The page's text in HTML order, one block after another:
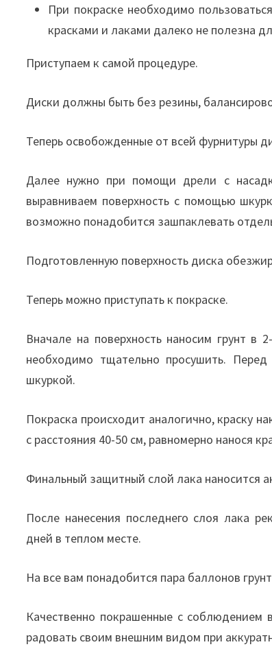
При покраске необходимо
красками и лаками далеко не полезна
Приступаем к самой процедуре.
Диски должны быть без резины,
Теперь освобожденные от всей фурнитуры
Далее нужно при помощи дрели с
выравниваем поверхность с помощью
возможно понадобится зашпаклевать
Подготовленную поверхность диска
Теперь можно приступать к покраске.
Вначале на поверхность наносим грунт
необходимо тщательно просушить.
шкуркой.
Покраска происходит аналогично, краску
с расстояния 40-50 см, равномерно нанося
Финальный защитный слой лака наносится
После нанесения последнего слоя лака
дней в теплом месте.
На все вам понадобится пара баллонов
Качественно покрашенные с
радовать своим внешним видом при